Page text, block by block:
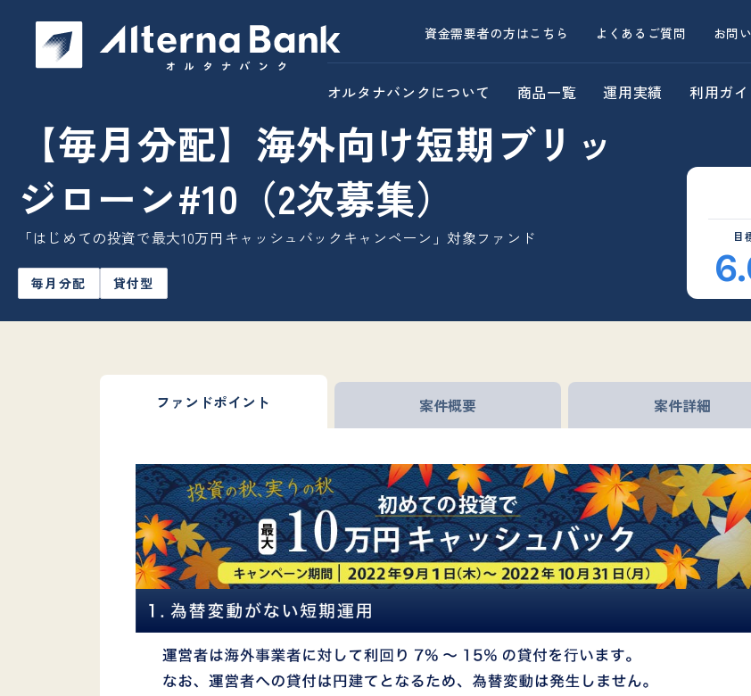
資金需要者の方はこちら よくあるご質問 お問
オルタナバンクについて 商品一覧 運用実績 利用ガ
【毎月分配】海外向け短期ブリッ
ジローン#10（2次募集）
「はじめての投資で最大10万円キャッシュバックキャンペーン」対象ファンド
毎月分配 貸付型
目
ファンドポイント 案件概要 案件詳細